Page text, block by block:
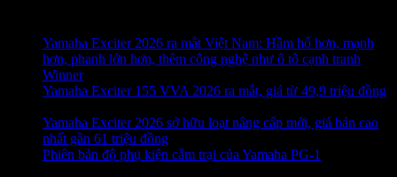
Yamaha Exciter 2026 ra mắt Việt Nam: Hầm hố hơn, mạnh
hơn, phanh lớn hơn, thêm công nghệ như ô tô cạnh tranh
Winner(23.07.2026)
Yamaha Exciter 155 VVA 2026 ra mắt, giá từ 49,9 triệu đồng
Yamaha Exciter 2026 sở hữu loạt nâng cấp mới, giá bán cao
nhất gần 61 triệu đồng
Phiên bản độ phụ kiện cắm trại của Yamaha PG-1